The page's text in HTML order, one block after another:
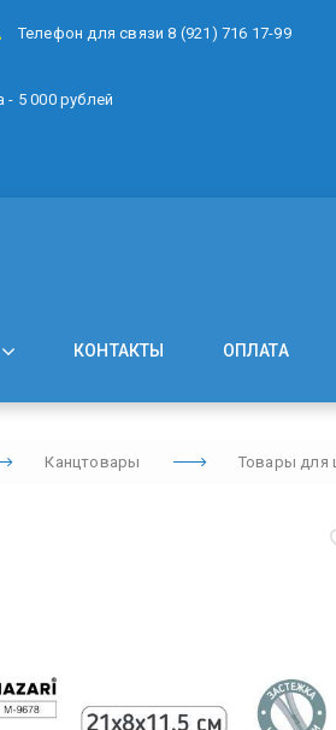
Телефон для связи 8 (921) 716 17-99
5 000 рублей
КОНТАКТЫ ОПЛАТА
Канцтовары Товары для